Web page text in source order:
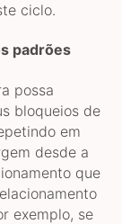
ciclo.
padrões
possa
bloqueios de
em
desde a
que
exemplo, se